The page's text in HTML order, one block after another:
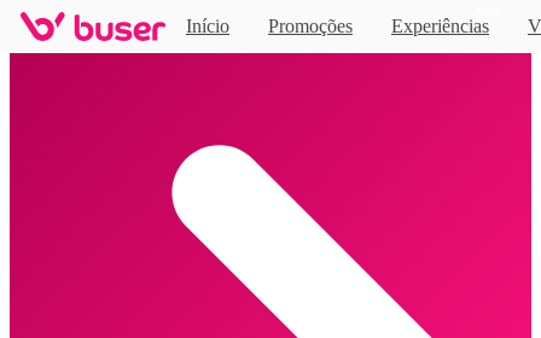
Início Promoções Experiências
Home